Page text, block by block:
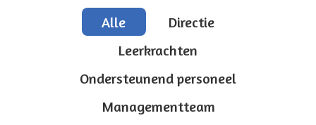
Alle
Directie
Leerkrachten
Ondersteunend personeel
Managementteam